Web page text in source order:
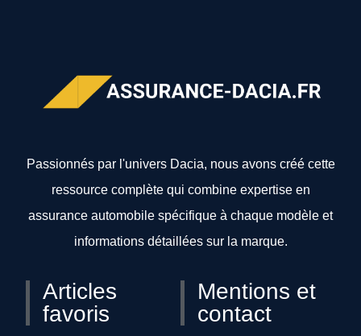
Passionnés par l'univers Dacia, nous avons créé cette
ressource complète qui combine expertise en
assurance automobile spécifique à chaque modèle et
informations détaillées sur la marque.
Articles
favoris
Mentions et
contact